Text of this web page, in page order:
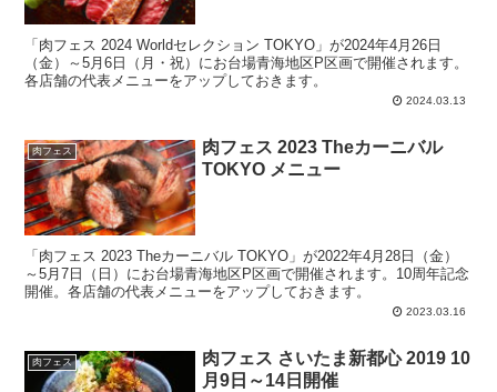
「肉フェス 2024 Worldセレクション TOKYO」が2024年4月26日
（金）～5月6日（月・祝）にお台場青海地区P区画で開催されます。
各店舗の代表メニューをアップしておきます。
2024.03.13
肉フェス
肉フェス 2023 Theカーニバル
TOKYO メニュー
「肉フェス 2023 Theカーニバル TOKYO」が2022年4月28日（金）
～5月7日（日）にお台場青海地区P区画で開催されます。10周年記念
開催。各店舗の代表メニューをアップしておきます。
2023.03.16
肉フェス
肉フェス さいたま新都心 2019 10
月9日～14日開催